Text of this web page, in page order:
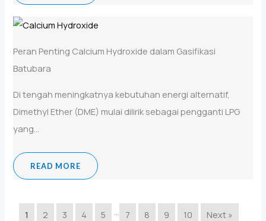
Peran Penting Calcium Hydroxide dalam Gasifikasi
Batubara
Di tengah meningkatnya kebutuhan energi alternatif,
Dimethyl Ether (DME) mulai dilirik sebagai pengganti LPG
yang...
READ MORE
1 2 3 4 5 7 8 9 10 Next »